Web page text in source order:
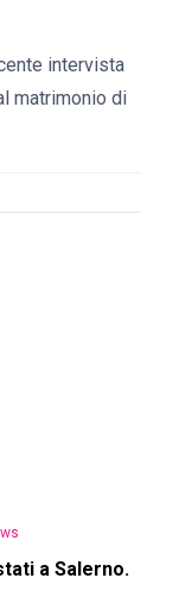
intervista
matrimonio di
a Salerno.